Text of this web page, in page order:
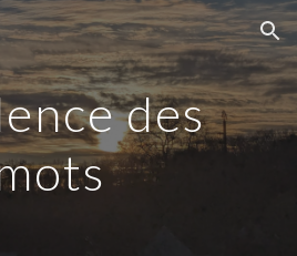
Skip to navigation
des